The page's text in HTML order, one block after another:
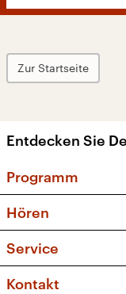
Zur Startseite
Entdecken Sie
Programm
Musikliste
Kakadu –
Hören
Frequenzen
Service
FAQ
Kontakt